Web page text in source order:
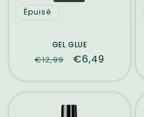
Épuisé
GEL GLUE
Prix
€12,99
Prix
promotionnel
€6,49